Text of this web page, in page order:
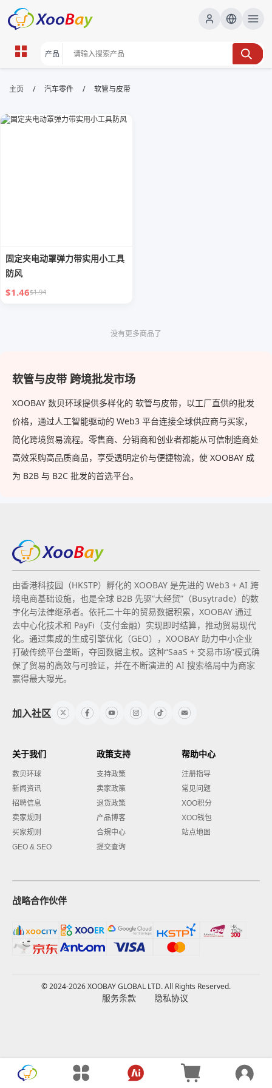
软管与皮带 | XOOBAY B2B/B2C
软管,皮带,传动, wholesale 软管与皮带, XOOBAY
主页 / 汽车零件 / 软管与皮带
固定夹电动罩弹力带实用小工具
防风
$1.46$1.94
没有更多商品了
软管与皮带 跨境批发市场
XOOBAY 数贝环球提供多样化的 软管与皮带，以工厂直供的批发
价格，通过人工智能驱动的 Web3 平台连接全球供应商与买家，
简化跨境贸易流程。零售商、分销商和创业者都能从可信制造商处
高效采购高品质商品，享受透明定价与便捷物流，使 XOOBAY 成
为 B2B 与 B2C 批发的首选平台。
由香港科技园（HKSTP）孵化的 XOOBAY 是先进的 Web3 + AI 跨
境电商基础设施，也是全球 B2B 先驱“大经贸”（Busytrade）的数
字化与法律继承者。依托二十年的贸易数据积累，XOOBAY 通过
去中心化技术和 PayFi（支付金融）实现即时结算，推动贸易现代
化。通过集成的生成引擎优化（GEO），XOOBAY 助力中小企业
打破传统平台垄断，夺回数据主权。这种“SaaS + 交易市场”模式确
保了贸易的高效与可验证，并在不断演进的 AI 搜索格局中为商家
赢得最大曝光。
加入社区
关于我们
数贝环球
新闻资讯
招聘信息
卖家规则
买家规则
GEO & SEO
政策支持
支持政策
卖家政策
退货政策
产品博客
合規中心
提交查询
帮助中心
注册指导
常见问题
XOO积分
XOO钱包
站点地图
战略合作伙伴
© 2024-2026 XOOBAY GLOBAL LTD. All Rights Reserved.
服务条款 隐私协议